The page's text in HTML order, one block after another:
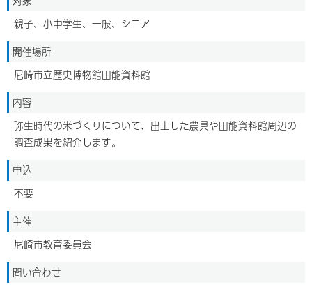
親子、小中学生、一般、シニア
開催場所
尼崎市立歴史博物館田能資料館
内容
弥生時代の米づくりについて、出土した農具や田能資料館周辺の
調査成果を紹介します。
申込
不要
主催
尼崎市教育委員会
問い合わせ